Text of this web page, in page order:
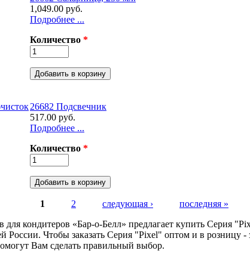
1,049.00 руб.
Подробнее ...
Количество *
26682 Подсвечник
517.00 руб.
Подробнее ...
Количество *
1 2 следующая ›
последняя »
для кондитеров «Бар-о-Белл» предлагает купить Серия
России. Чтобы заказать Серия "Pixel" оптом и в розницу -
Вам сделать правильный выбор.